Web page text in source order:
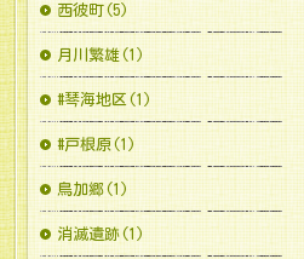
西彼町(5)
月川繁雄(1)
#琴海地区(1)
#戸根原(1)
鳥加郷(1)
消滅遺跡(1)